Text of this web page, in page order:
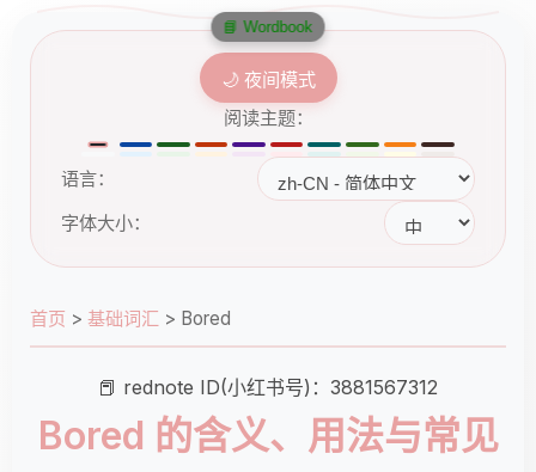
🌙 夜间模式
阅读主题：
语言：
字体大小：
首页 > 基础词汇 > Bored
📕 rednote ID(小红书号)：3881567312
Bored 的含义、用法与常见
📘 Wordbook